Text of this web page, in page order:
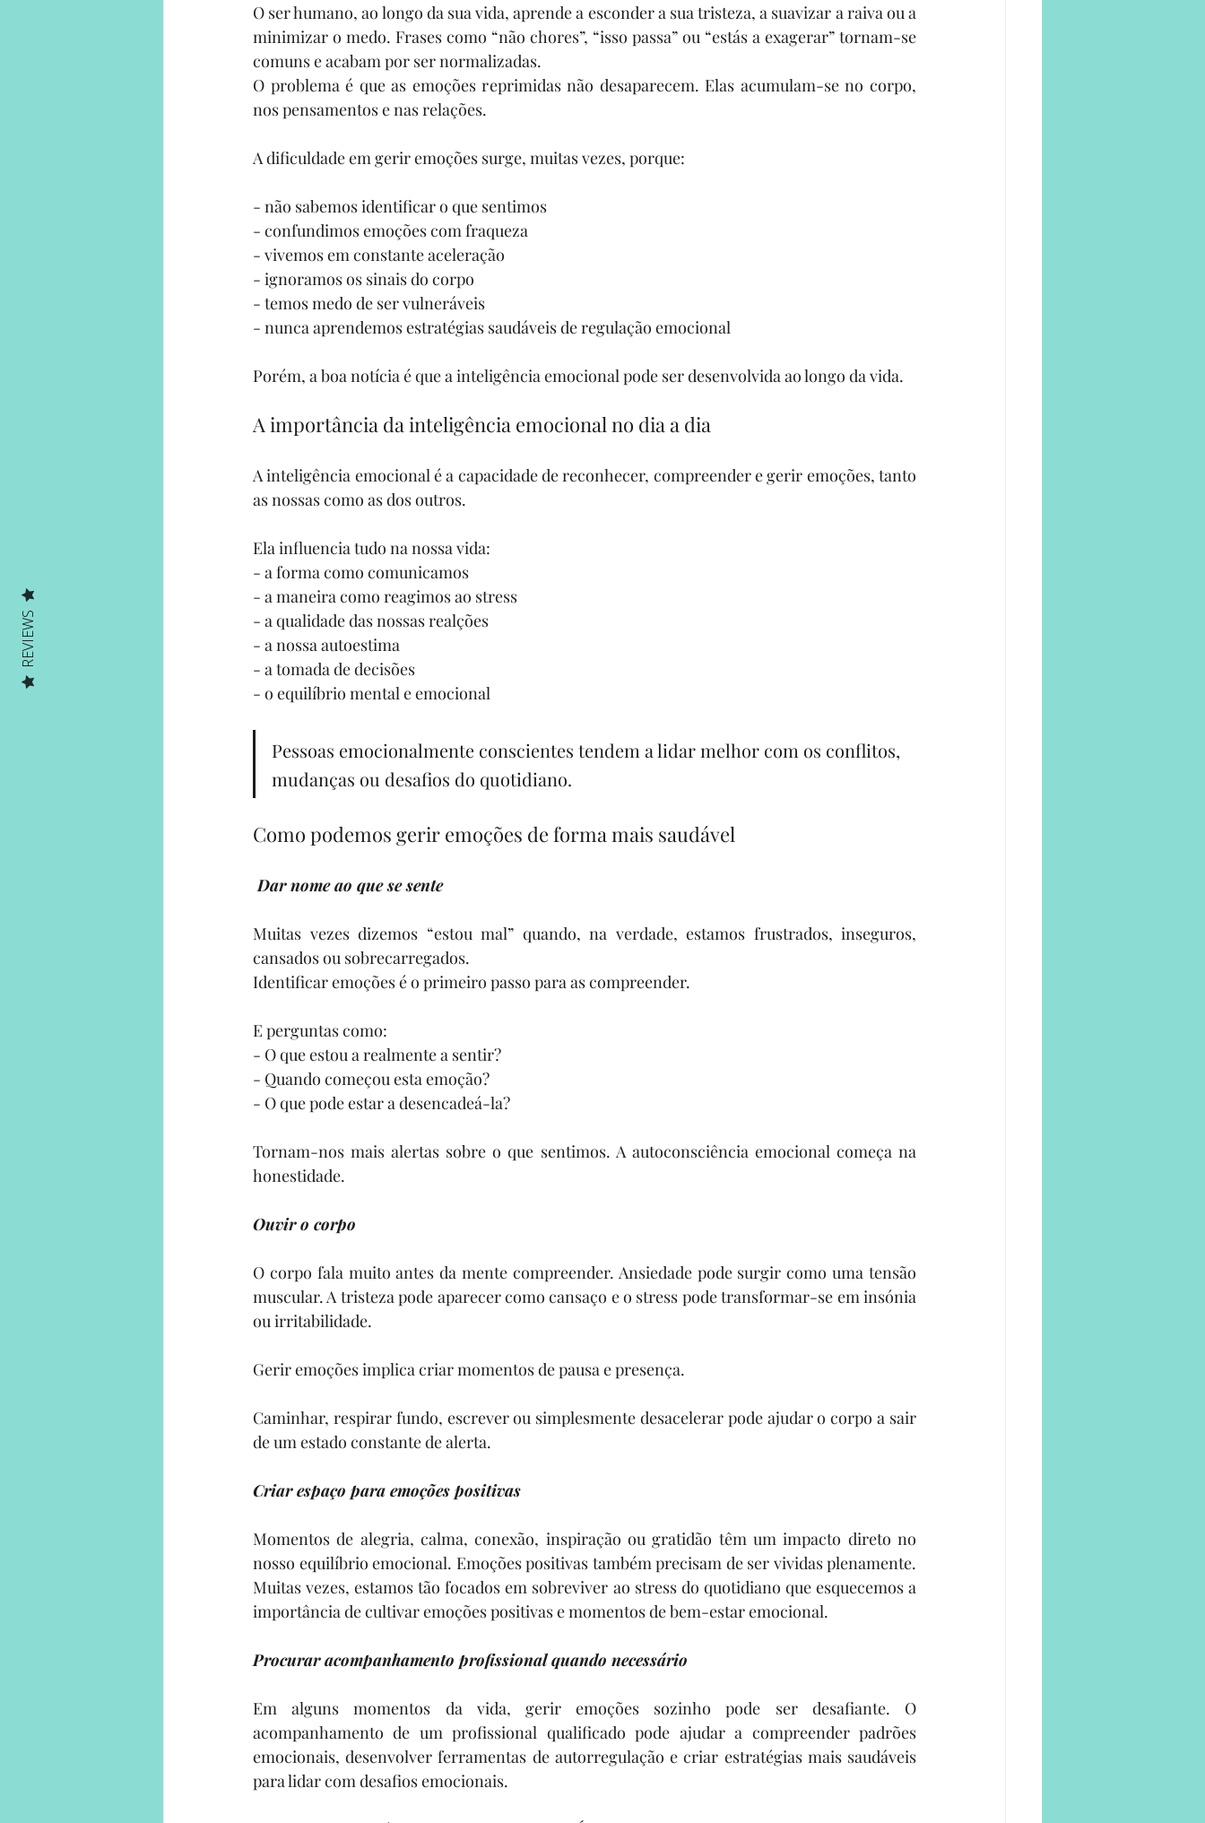
O ser humano, ao longo da sua vida, aprende a esconder a sua tristeza, a suavizar a raiva ou a
minimizar o medo. Frases como “não chores”, “isso passa” ou “estás a exagerar” tornam-se
comuns e acabam por ser normalizadas.
O problema é que as emoções reprimidas não desaparecem. Elas acumulam-se no corpo,
nos pensamentos e nas relações.
A dificuldade em gerir emoções surge, muitas vezes, porque:
- não sabemos identificar o que sentimos
- confundimos emoções com fraqueza
- vivemos em constante aceleração
- ignoramos os sinais do corpo
- temos medo de ser vulneráveis
- nunca aprendemos estratégias saudáveis de regulação emocional
Porém, a boa notícia é que a inteligência emocional pode ser desenvolvida ao longo da vida.
A importância da inteligência emocional no dia a dia
A inteligência emocional é a capacidade de reconhecer, compreender e gerir emoções, tanto
as nossas como as dos outros.
Ela influencia tudo na nossa vida:
- a forma como comunicamos
- a maneira como reagimos ao stress
- a qualidade das nossas realções
- a nossa autoestima
- a tomada de decisões
- o equilíbrio mental e emocional
Pessoas emocionalmente conscientes tendem a lidar melhor com os conflitos,
mudanças ou desafios do quotidiano.
Como podemos gerir emoções de forma mais saudável
Dar nome ao que se sente
Muitas vezes dizemos “estou mal” quando, na verdade, estamos frustrados, inseguros,
cansados ou sobrecarregados.
Identificar emoções é o primeiro passo para as compreender.
E perguntas como:
- O que estou a realmente a sentir?
- Quando começou esta emoção?
- O que pode estar a desencadeá-la?
Tornam-nos mais alertas sobre o que sentimos. A autoconsciência emocional começa na
honestidade.
Ouvir o corpo
O corpo fala muito antes da mente compreender. Ansiedade pode surgir como uma tensão
muscular. A tristeza pode aparecer como cansaço e o stress pode transformar-se em insónia
ou irritabilidade.
Gerir emoções implica criar momentos de pausa e presença.
Caminhar, respirar fundo, escrever ou simplesmente desacelerar pode ajudar o corpo a sair
de um estado constante de alerta.
Criar espaço para emoções positivas
Momentos de alegria, calma, conexão, inspiração ou gratidão têm um impacto direto no
nosso equilíbrio emocional. Emoções positivas também precisam de ser vividas plenamente.
Muitas vezes, estamos tão focados em sobreviver ao stress do quotidiano que esquecemos a
importância de cultivar emoções positivas e momentos de bem-estar emocional.
Procurar acompanhamento profissional quando necessário
Em alguns momentos da vida, gerir emoções sozinho pode ser desafiante. O
acompanhamento de um profissional qualificado pode ajudar a compreender padrões
emocionais, desenvolver ferramentas de autorregulação e criar estratégias mais saudáveis
para lidar com desafios emocionais.
REVIEWS